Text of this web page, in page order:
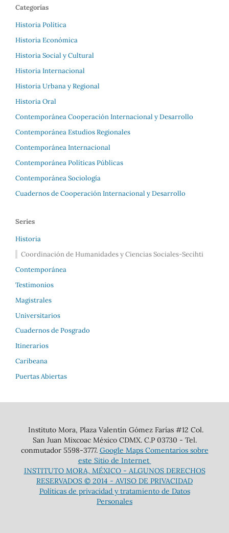
Categorías
Historia Política
Historia Económica
Historia Social y Cultural
Historia Internacional
Historia Urbana y Regional
Historia Oral
Contemporánea Cooperación Internacional y Desarrollo
Contemporánea Estudios Regionales
Contemporánea Internacional
Contemporánea Políticas Públicas
Contemporánea Sociología
Cuadernos de Cooperación Internacional y Desarrollo
Series
Historia
Coordinación de Humanidades y Ciencias Sociales-Secihti
Contemporánea
Testimonios
Magistrales
Universitarios
Cuadernos de Posgrado
Itinerarios
Caribeana
Puertas Abiertas
Instituto Mora, Plaza Valentín Gómez Farías #12 Col.
San Juan Mixcoac México CDMX. C.P 03730 - Tel.
conmutador 5598-3777. Google Maps Comentarios sobre
este Sitio de Internet
INSTITUTO MORA, MÉXICO - ALGUNOS DERECHOS
RESERVADOS © 2014 - AVISO DE PRIVACIDAD
Políticas de privacidad y tratamiento de Datos
Personales